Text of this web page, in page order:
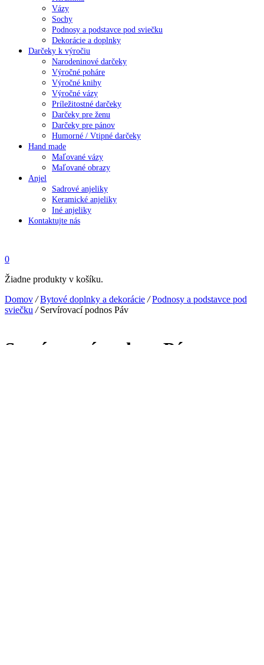
Vázy
Sochy
Podnosy a podstavce pod sviečku
Dekorácie a doplnky
Darčeky k výročiu
Narodeninové darčeky
Výročné poháre
Výročné knihy
Výročné vázy
Príležitostné darčeky
Darčeky pre ženu
Darčeky pre pánov
Humorné / Vtipné darčeky
Hand made
Maľované vázy
Maľované obrazy
Anjel
Sadrové anjeliky
Keramické anjeliky
Iné anjeliky
Kontaktujte nás
0
Žiadne produkty v košíku.
Domov /Bytové doplnky a dekorácie /Podnosy a podstavce pod
sviečku /Servírovací podnos Páv
Servírovací podnos Páv